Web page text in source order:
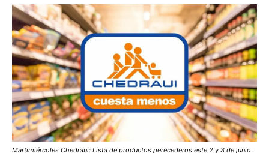
Martimiércoles Chedraui: Lista de productos perecederos este 2 y 3 de junio